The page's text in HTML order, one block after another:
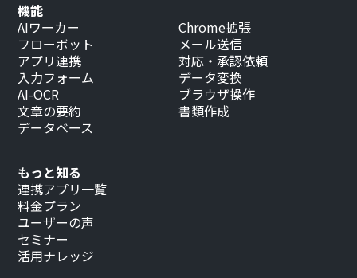
もっと知る
連携アプリ一覧
料金プラン
ユーザーの声
セミナー
活用ナレッジ
機能
AIワーカー
フローボット
アプリ連携
入力フォーム
AI-OCR
文章の要約
データベース
Chrome拡張
メール送信
対応・承認依頼
データ変換
ブラウザ操作
書類作成